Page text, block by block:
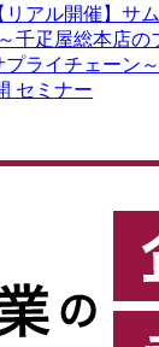
リアル開催】
千疋屋総本店の
プライチェーン
セミナー